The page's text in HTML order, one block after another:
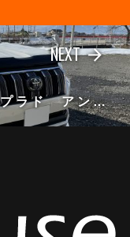
NEXT arrow_forward
TOYOTA ランドクルーザープラド アンプ内蔵DSP取付け